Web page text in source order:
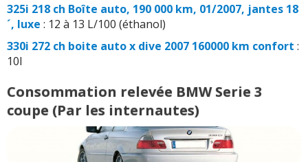
325i 218 ch Boîte auto, 190 000 km, 01/2007, jantes 18
´, luxe : 12 à 13 L/100 (éthanol)
330i 272 ch boite auto x dive 2007 160000 km confort :
10l
Consommation relevée BMW Serie 3
coupe (Par les internautes)